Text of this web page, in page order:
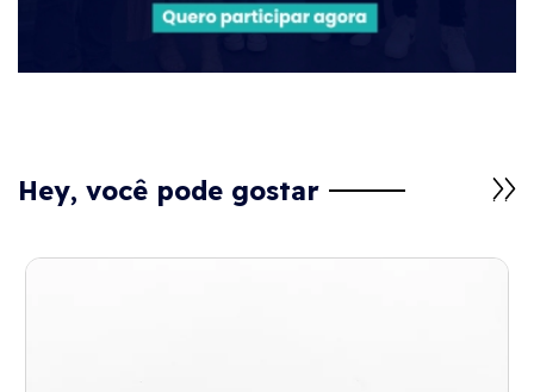
Hey, você pode gostar